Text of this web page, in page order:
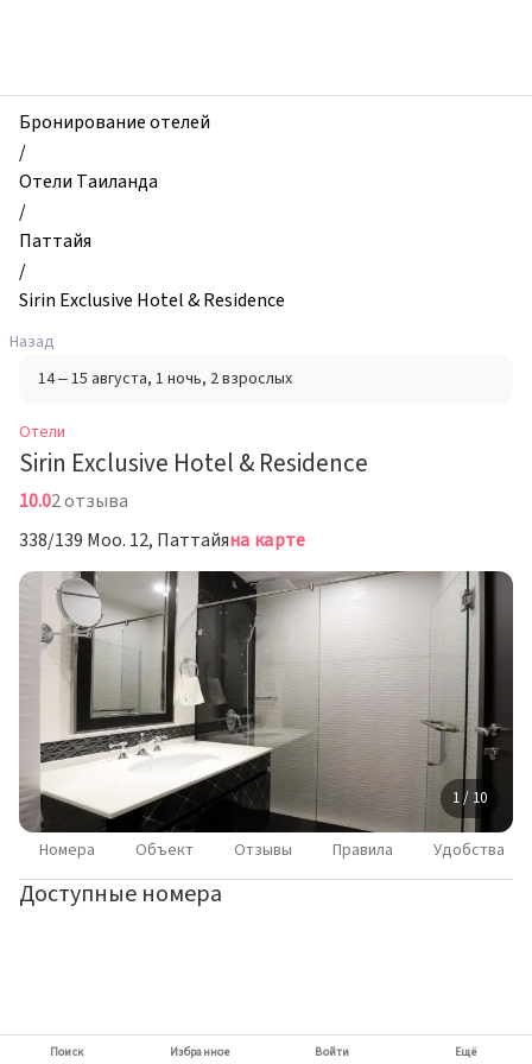
Sirin
Exclusive
Hotel
&
Residence,
Паттайя,
Таиланд
Бронирование отелей
/
Отели Таиланда
/
Паттайя
/
Sirin Exclusive Hotel & Residence
Назад
14 – 15 августа, 1 ночь, 2 взрослых
Отели
Sirin Exclusive Hotel & Residence
10.02 отзыва
338/139 Moo. 12, Паттайяна карте
1 / 10
Номера Объект Отзывы Правила Удобства
Доступные номера
Поиск Избранное Войти Ещё